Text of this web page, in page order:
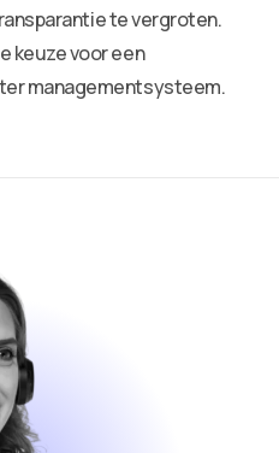
te vergroten.
keuze voor een
managementsysteem.